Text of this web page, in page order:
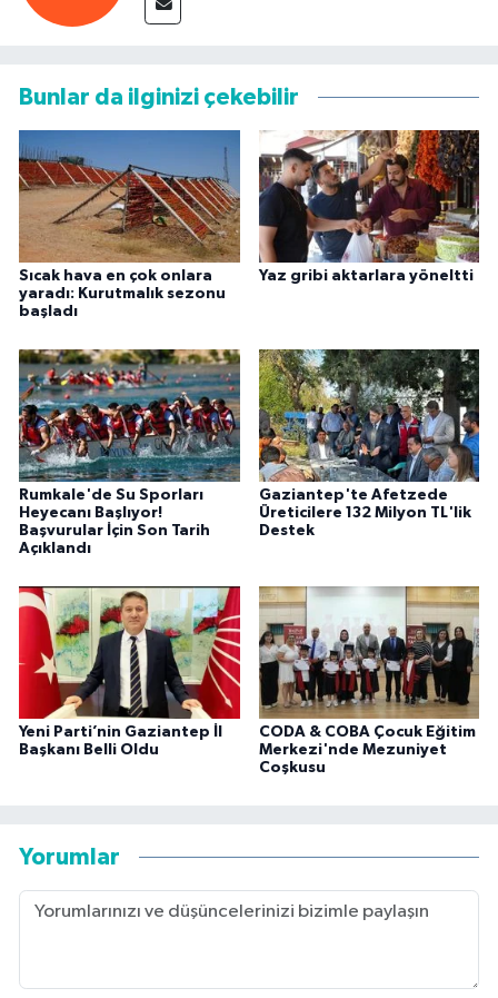
Bunlar da ilginizi çekebilir
Sıcak hava en çok onlara
yaradı: Kurutmalık sezonu
başladı
Yaz gribi aktarlara yöneltti
Rumkale'de Su Sporları
Heyecanı Başlıyor!
Başvurular İçin Son Tarih
Açıklandı
Gaziantep'te Afetzede
Üreticilere 132 Milyon TL'lik
Destek
Yeni Parti’nin Gaziantep İl
Başkanı Belli Oldu
CODA & COBA Çocuk Eğitim
Merkezi'nde Mezuniyet
Coşkusu
Yorumlar